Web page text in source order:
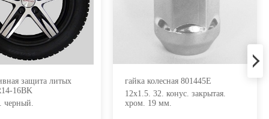
защита литых
16BK
черный.
гайка колесная 801445E
12х1.5. 32. конус. закрытая.
хром. 19 мм.